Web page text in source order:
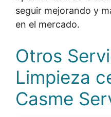
seguir mejorando y
en el mercado.
Otros
Limpieza
Casme